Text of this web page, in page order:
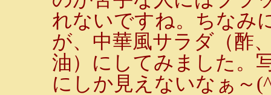
れないですね。ちなみ
が、中華風サラダ（酢
油）にしてみました。
にしか見えないなぁ～